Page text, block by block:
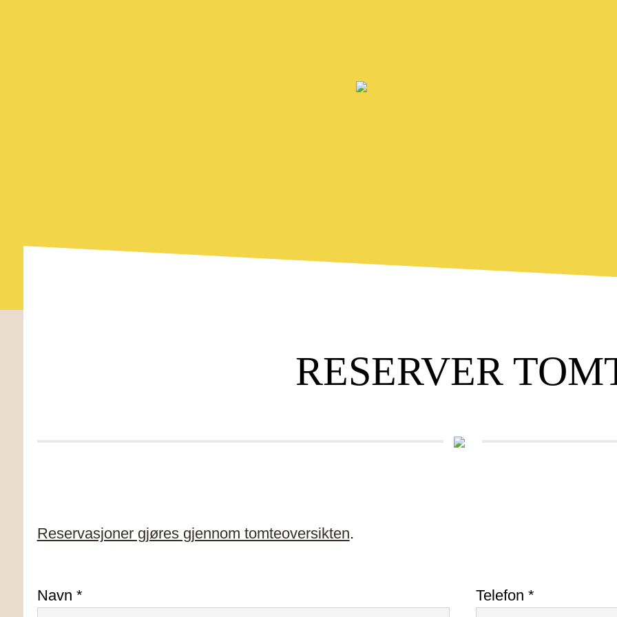
RESERVER
Reservasjoner gjøres gjennom tomteoversikten.
Navn * Telefon *